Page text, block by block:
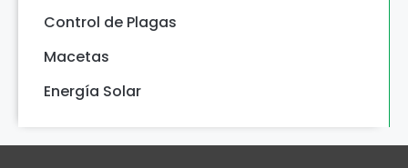
Control de Plagas
Macetas
Energía Solar